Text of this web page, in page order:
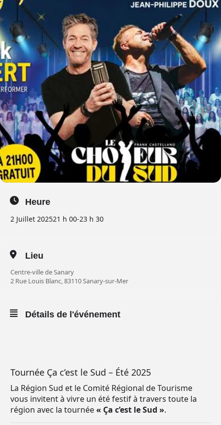
Heure
2 Juillet 202521 h 00-23 h 30
Lieu
Centre-ville de Sanary
2 Rue Louis Blanc, 83110 Sanary-sur-Mer
Détails de l'événement
Tournée Ça c’est le Sud – Été 2025
La Région Sud et le Comité Régional de Tourisme
vous invitent à vivre un été festif à travers toute la
région avec la tournée« Ça c’est le Sud ».